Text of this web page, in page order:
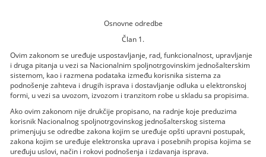
Osnovne odredbe
Član 1.
Ovim zakonom se uređuje uspostavljanje, rad, funkcionalnost, upravljanje
i druga pitanja u vezi sa Nacionalnim spoljnotrgovinskim jednošalterskim
sistemom, kao i razmena podataka između korisnika sistema za
podnošenje zahteva i drugih isprava i dostavljanje odluka u elektronskoj
formi, u vezi sa uvozom, izvozom i tranzitom robe u skladu sa propisima.
Ako ovim zakonom nije drukčije propisano, na radnje koje preduzima
korisnik Nacionalnog spoljnotrgovinskog jednošalterskog sistema
primenjuju se odredbe zakona kojim se uređuje opšti upravni postupak,
zakona kojim se uređuje elektronska uprava i posebnih propisa kojima se
uređuju uslovi, način i rokovi podnošenja i izdavanja isprava.